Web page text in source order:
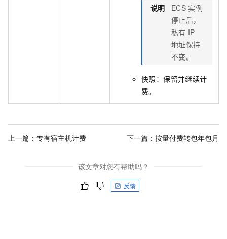
说明 ECS 实例
停止后，
私有 IP
地址保持
不变。
快照：保留并继续计
费。
上一篇： 专有宿主机计费 下一篇： 按量付费转包年包月
该文章对您有帮助吗？
反馈